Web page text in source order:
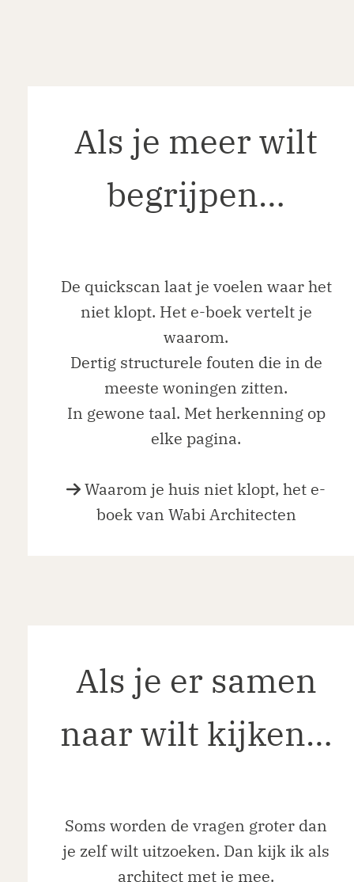
Als je meer wilt
begrijpen…
De quickscan laat je voelen waar het
niet klopt. Het e-boek vertelt je
waarom.
Dertig structurele fouten die in de
meeste woningen zitten.
In gewone taal. Met herkenning op
elke pagina.
Waarom je huis niet klopt, het e-
boek van Wabi Architecten
Als je er samen
naar wilt kijken…
Soms worden de vragen groter dan
je zelf wilt uitzoeken. Dan kijk ik als
architect met je mee.